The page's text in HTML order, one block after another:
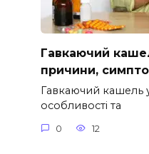
Гавкаючий
причини,
Гавкаючий кашель
особливості та
0 12